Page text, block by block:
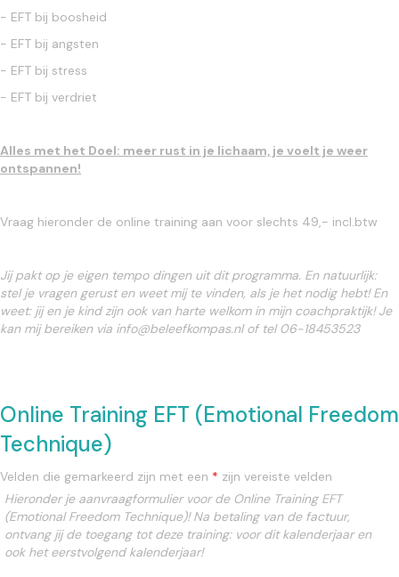
- EFT bij boosheid
- EFT bij angsten
- EFT bij stress
- EFT bij verdriet
Alles met het Doel: meer rust in je lichaam, je voelt je weer
ontspannen!
Vraag hieronder de online training aan voor slechts 49,- incl.btw
Jij pakt op je eigen tempo dingen uit dit programma. En natuurlijk:
stel je vragen gerust en weet mij te vinden, als je het nodig hebt! En
weet: jij en je kind zijn ook van harte welkom in mijn coachpraktijk! Je
kan mij bereiken via info@beleefkompas.nl of tel 06-18453523
Online Training EFT (Emotional Freedom
Technique)
Velden die gemarkeerd zijn met een * zijn vereiste velden
Hieronder je aanvraagformulier voor de Online Training EFT
(Emotional Freedom Technique)! Na betaling van de factuur,
ontvang jij de toegang tot deze training: voor dit kalenderjaar en
ook het eerstvolgend kalenderjaar!